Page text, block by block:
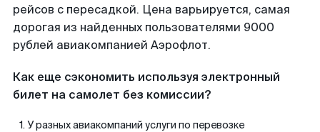
рейсов с пересадкой. Цена варьируется, самая
дорогая из найденных пользователями 9000
рублей авиакомпанией Аэрофлот.
Как еще сэкономить используя электронный
билет на самолет без комиссии?
У разных авиакомпаний услуги по перевозке